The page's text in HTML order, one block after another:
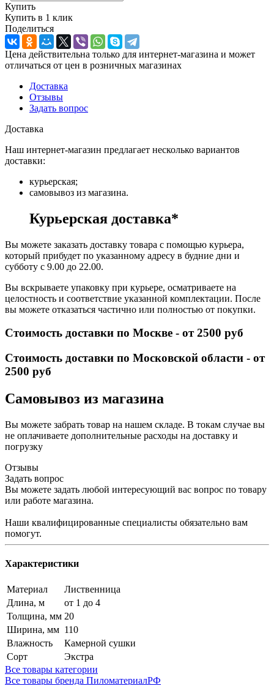
Купить
Купить в 1 клик
Поделиться
Цена действительна только для интернет-магазина и может
отличаться от цен в розничных магазинах
Доставка
Отзывы
Задать вопрос
Доставка
Наш интернет-магазин предлагает несколько вариантов
доставки:
курьерская;
самовывоз из магазина.
Курьерская доставка*
Вы можете заказать доставку товара с помощью курьера,
который прибудет по указанному адресу в будние дни и
субботу с 9.00 до 22.00.
Вы вскрываете упаковку при курьере, осматриваете на
целостность и соответствие указанной комплектации. После
вы можете отказаться частично или полностью от покупки.
Стоимость доставки по Москве - от 2500 руб
Стоимость доставки по Московской области - от
2500 руб
Самовывоз из магазина
Вы можете забрать товар на нашем складе. В токам случае вы
не оплачиваете дополнительные расходы на доставку и
погрузку
Отзывы
Задать вопрос
Вы можете задать любой интересующий вас вопрос по товару
или работе магазина.
Наши квалифицированные специалисты обязательно вам
помогут.
Характеристики
Материал
Лиственница
Длина, м
от 1 до 4
Толщина, мм 20
Ширина, мм 110
Влажность
Камерной сушки
Сорт
Экстра
Все товары категории
Все товары бренда ПиломатериалРФ